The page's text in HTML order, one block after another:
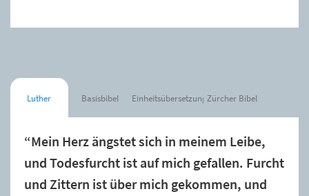
Luther Basisbibel Einheitsübersetzung Zürcher Bibel
“Mein Herz ängstet sich in meinem Leibe,
und Todesfurcht ist auf mich gefallen. Furcht
und Zittern ist über mich gekommen, und